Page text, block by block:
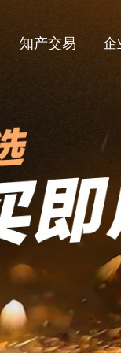
知产交易 企